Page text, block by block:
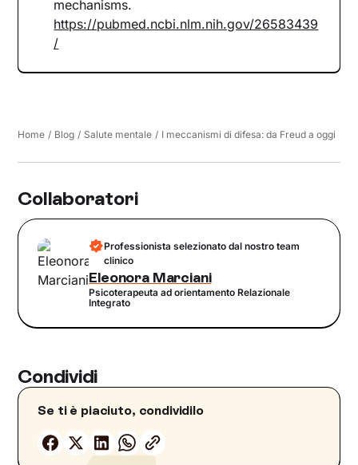
mechanisms.
https://pubmed.ncbi.nlm.nih.gov/26583439
/
Home / Blog / Salute mentale / I meccanismi di difesa: da Freud a oggi
Collaboratori
Professionista selezionato dal nostro team
clinico
Eleonora Marciani
Psicoterapeuta ad orientamento Relazionale
Integrato
Condividi
Se ti è piaciuto, condividilo